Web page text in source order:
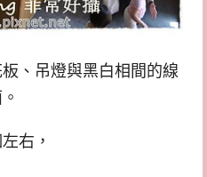
、吊燈與黑白相間的線
右，